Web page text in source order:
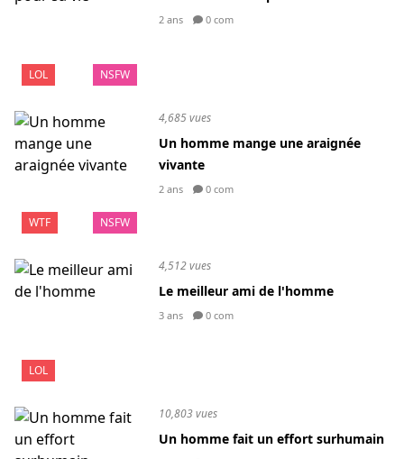
LOL NSFW
2 ans 0 com
WTF NSFW
4,685 vues
Un homme mange une araignée
vivante
2 ans 0 com
LOL
4,512 vues
Le meilleur ami de l'homme
3 ans 0 com
10,803 vues
Un homme fait un effort surhumain